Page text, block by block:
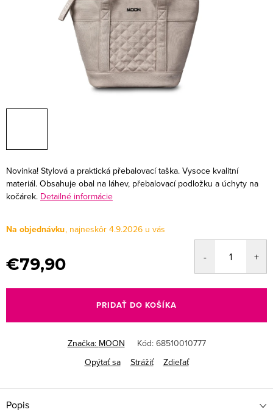
Novinka! Stylová a praktická přebalovací taška. Vysoce kvalitní
materiál. Obsahuje obal na láhev, přebalovací podložku a úchyty na
kočárek. Detailné informácie
Na objednávku 4.9.2026
€79,90
cena:
PRIDAŤ DO KOŠÍKA
Značka: MOON Kód: 68510010777
Opýtať sa
Strážiť Zdieľať
Popis